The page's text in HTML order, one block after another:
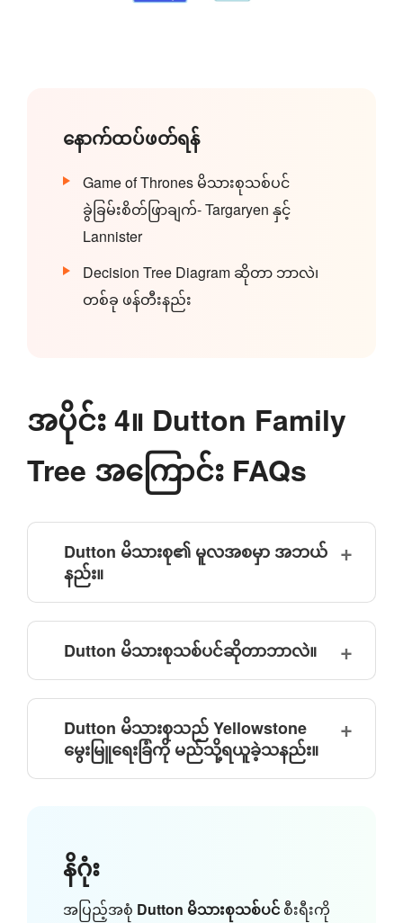
နောက်ထပ်ဖတ်ရန်
Game of Thrones မိသားစုသစ်ပင်
ခွဲခြမ်းစိတ်ဖြာချက်- Targaryen နှင့်
Lannister
Decision Tree Diagram ဆိုတာ ဘာလဲ၊
တစ်ခု ဖန်တီးနည်း
အပိုင်း 4။ Dutton Family
Tree အကြောင်း FAQs
Dutton မိသားစု၏ မူလအစမှာ အဘယ်
နည်း။
Dutton မိသားစုသစ်ပင်ဆိုတာဘာလဲ။
Dutton မိသားစုသည် Yellowstone
မွေးမြူရေးခြံကို မည်သို့ရယူခဲ့သနည်း။
နိဂုံး
အပြည့်အစုံ Dutton မိသားစုသစ်ပင် စီးရီးကို